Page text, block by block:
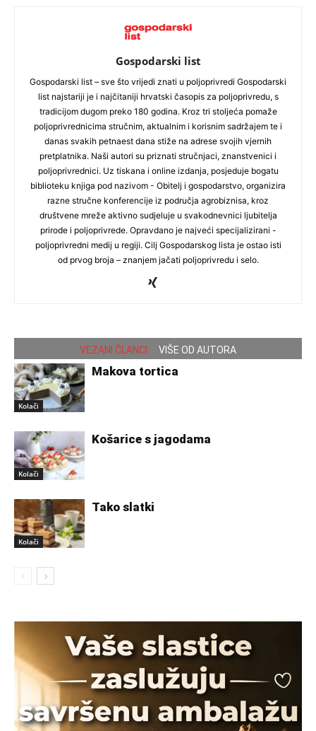
Gospodarski list
Gospodarski list – sve što vrijedi znati u poljoprivredi Gospodarski
list najstariji je i najčitaniji hrvatski časopis za poljoprivredu, s
tradicijom dugom preko 180 godina. Kroz tri stoljeća pomaže
poljoprivrednicima stručnim, aktualnim i korisnim sadržajem te i
danas svakih petnaest dana stiže na adrese svojih vjernih
pretplatnika. Naši autori su priznati stručnjaci, znanstvenici i
poljoprivrednici. Uz tiskana i online izdanja, posjeduje bogatu
biblioteku knjiga pod nazivom - Obitelj i gospodarstvo, organizira
razne stručne konferencije iz područja agrobiznisa, kroz
društvene mreže aktivno sudjeluje u svakodnevnici ljubitelja
prirode i poljoprivrede. Opravdano je najveći specijalizirani -
poljoprivredni medij u regiji. Cilj Gospodarskog lista je ostao isti
od prvog broja – znanjem jačati poljoprivredu i selo.
VEZANI ČLANCI VIŠE OD AUTORA
Kolači
Makova tortica
Kolači
Košarice s jagodama
Kolači
Tako slatki